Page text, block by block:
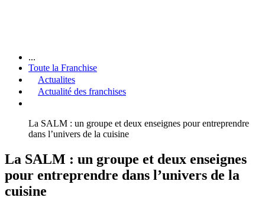
...
Toute la Franchise
Actualites
Actualité des franchises
La SALM : un groupe et deux enseignes pour entreprendre
dans l’univers de la cuisine
La SALM : un groupe et deux enseignes
pour entreprendre dans l’univers de la
cuisine